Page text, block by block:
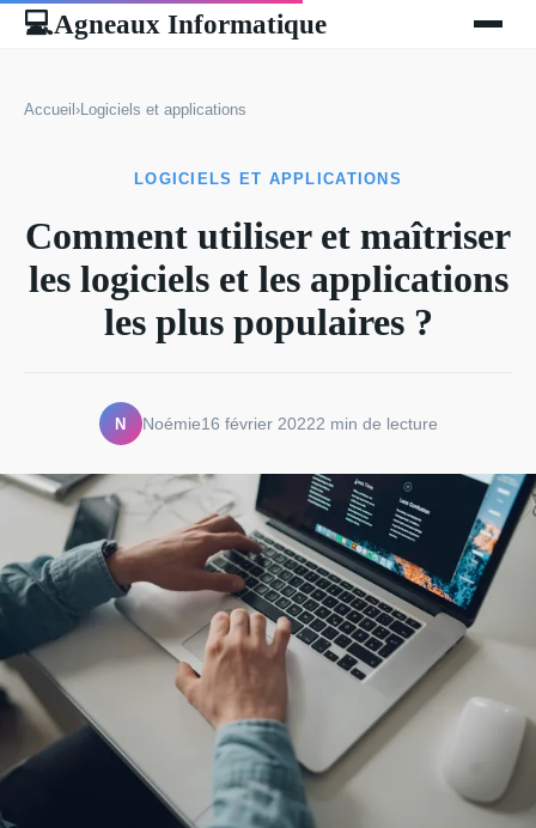
💻Agneaux Informatique
Accueil ›Logiciels et applications
LOGICIELS ET APPLICATIONS
Comment utiliser et maîtriser
les logiciels et les applications
les plus populaires ?
N Noémie16 février 20222 min de lecture